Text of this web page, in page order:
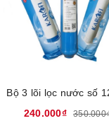
240.000₫